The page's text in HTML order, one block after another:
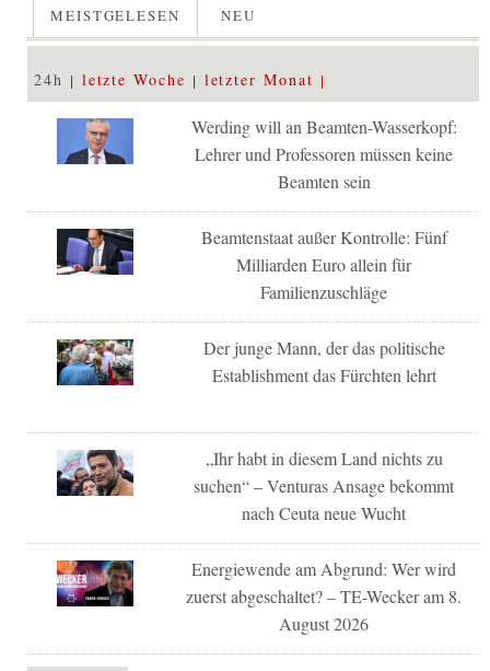
MEISTGELESEN NEU
24h letzte Woche letzter Monat
Werding will an Beamten-Wasserkopf:
Lehrer und Professoren müssen keine
Beamten sein
Beamtenstaat außer Kontrolle: Fünf
Milliarden Euro allein für
Familienzuschläge
Der junge Mann, der das politische
Establishment das Fürchten lehrt
„Ihr habt in diesem Land nichts zu
suchen“ – Venturas Ansage bekommt
nach Ceuta neue Wucht
Energiewende am Abgrund: Wer wird
zuerst abgeschaltet? – TE-Wecker am 8.
August 2026